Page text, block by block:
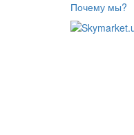
Почему мы?